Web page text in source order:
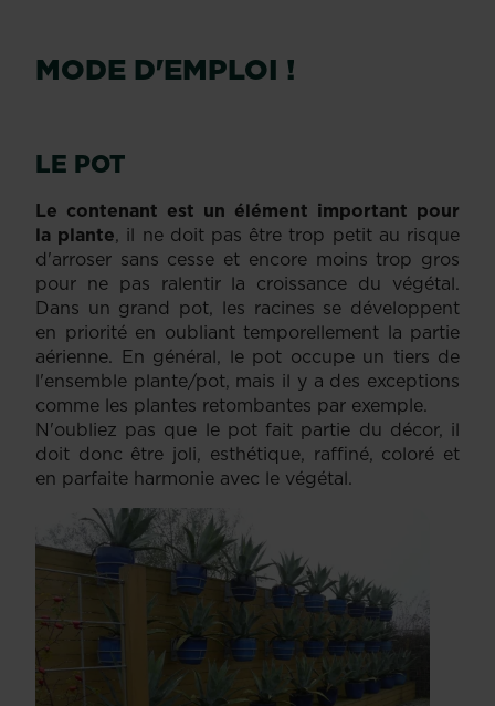
MODE D'EMPLOI !
LE POT
Le contenant est un élément important pour
la plante, il ne doit pas être trop petit au risque
d'arroser sans cesse et encore moins trop gros
pour ne pas ralentir la croissance du végétal.
Dans un grand pot, les racines se développent
en priorité en oubliant temporellement la partie
aérienne. En général, le pot occupe un tiers de
l'ensemble plante/pot, mais il y a des exceptions
comme les plantes retombantes par exemple.
N'oubliez pas que le pot fait partie du décor, il
doit donc être joli, esthétique, raffiné, coloré et
en parfaite harmonie avec le végétal.